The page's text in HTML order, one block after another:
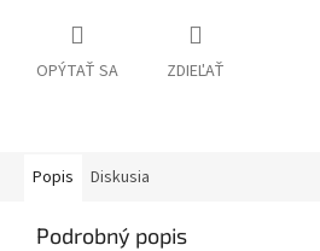
OPÝTAŤ SA ZDIEĽAŤ
Popis Diskusia
Podrobný popis